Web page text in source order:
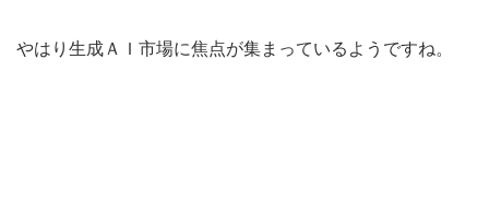
やはり生成ＡＩ市場に焦点が集まっているようですね。